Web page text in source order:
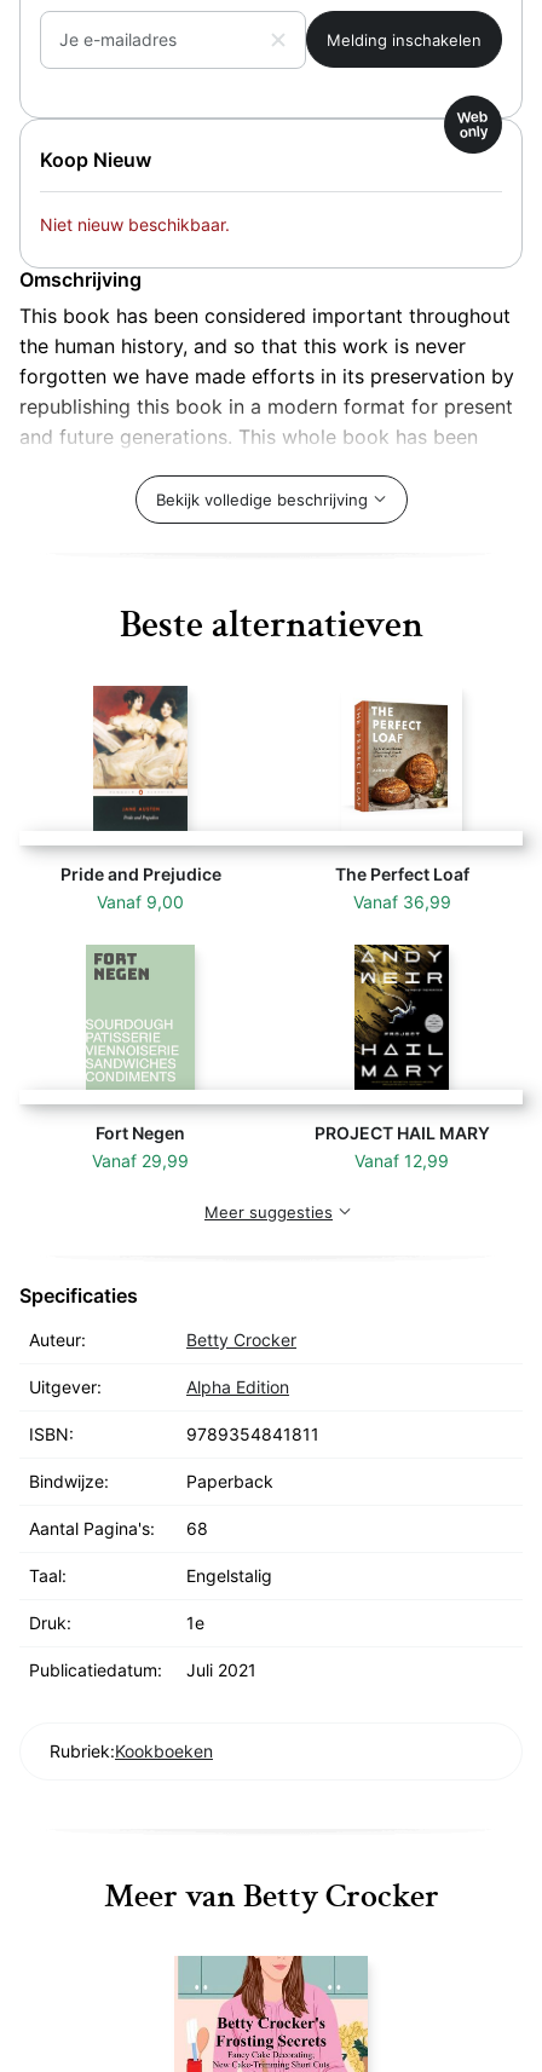
Je e-mailadres
Koop Nieuw
Web
only
Niet nieuw beschikbaar.
Omschrijving
This book has been considered important throughout
the human history, and so that this work is never
forgotten we have made efforts in its preservation by
republishing this book in a modern format for present
and future generations. This whole book has been
not made of scanned copies of their original work and
hence the text is clear and readable.
Bekijk volledige beschrijving
Beste alternatieven
Pride and Prejudice
Vanaf 9,00
The Perfect Loaf
Vanaf 36,99
Fort Negen
Vanaf 29,99
PROJECT HAIL MARY
Vanaf 12,99
Meer suggesties
Specificaties
Auteur: Betty Crocker
Uitgever: Alpha Edition
ISBN: 9789354841811
Bindwijze: Paperback
Aantal Pagina's: 68
Taal: Engelstalig
Druk: 1e
Publicatiedatum: Juli 2021
Rubriek:Kookboeken
Meer van Betty Crocker